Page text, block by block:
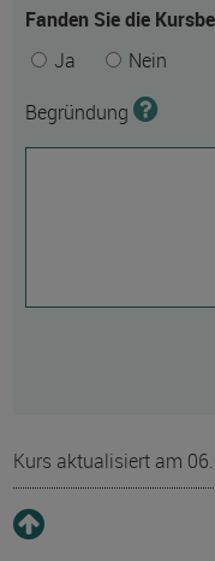
Fanden Sie die
Ja
Nein
Begründung
Kurs aktualisiert am